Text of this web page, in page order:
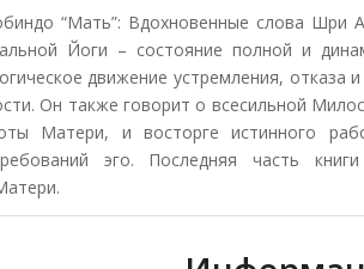
“Мать”: Вдохновенные слова
Йоги – состояние полной и
движение устремления,
Он также говорит о всесильной
Матери, и восторге истинного
эго. Последняя часть